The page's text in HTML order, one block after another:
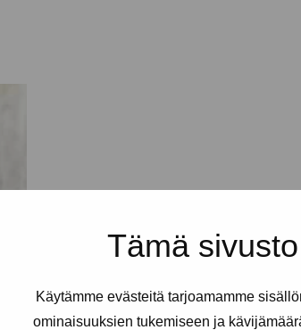
Tämä
Käytämme evästeitä tarjoamamme
ominaisuuksien tukemiseen ja